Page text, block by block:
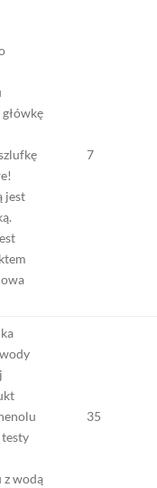
jest
7
z wodą
35